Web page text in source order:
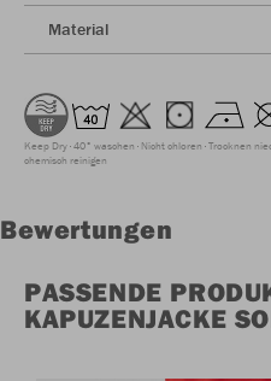
Material
Keep Dry 40° waschen Nicht chloren Trocknen
chemisch reinigen
Bewertungen
PASSENDE
KAPUZENJACKE